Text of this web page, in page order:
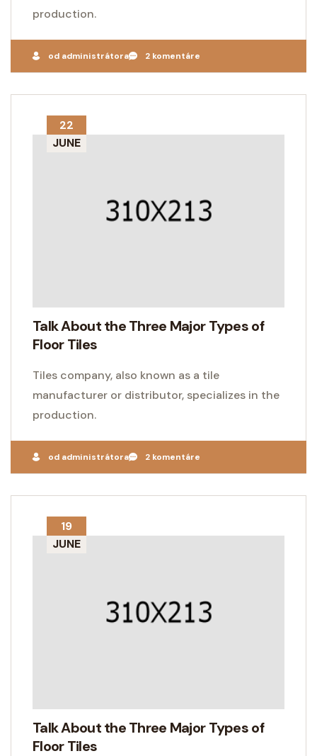
production.
od administrátora 2 komentáre
22
JUNE
Talk About the Three Major Types of
Floor Tiles
Tiles company, also known as a tile
manufacturer or distributor, specializes in the
production.
od administrátora 2 komentáre
19
JUNE
Talk About the Three Major Types of
Floor Tiles